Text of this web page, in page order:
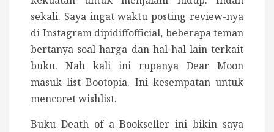
sekali. Saya ingat waktu posting review-nya
di Instagram dipidiffofficial, beberapa teman
bertanya soal harga dan hal-hal lain terkait
buku. Nah kali ini rupanya Dear Moon
masuk list Bootopia. Ini kesempatan untuk
mencoret wishlist.
Buku Death of a Bookseller ini bikin saya